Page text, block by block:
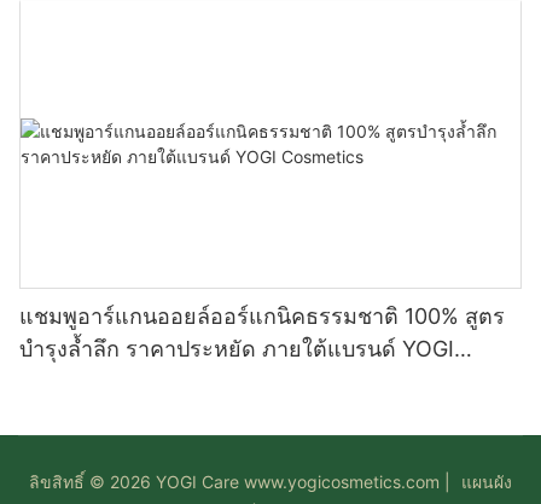
แชมพูอาร์แกนออยล์ออร์แกนิคธรรมชาติ 100% สูตร
บำรุงล้ำลึก ราคาประหยัด ภายใต้แบรนด์ YOGI
ลิขสิทธิ์ © 2026 YOGI Care www.yogicosmetics.com
แผนผัง